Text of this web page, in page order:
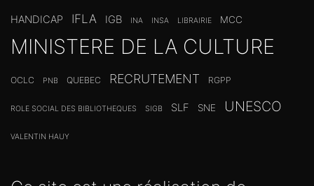
HANDICAP IFLA IGB INA INSA LIBRAIRIE MCC
MINISTERE DE LA CULTURE
OCLC PNB QUEBEC RECRUTEMENT RGPP
ROLE SOCIAL DES BIBLIOTHEQUES SIGB SLF SNE UNESCO
VALENTIN HAUY